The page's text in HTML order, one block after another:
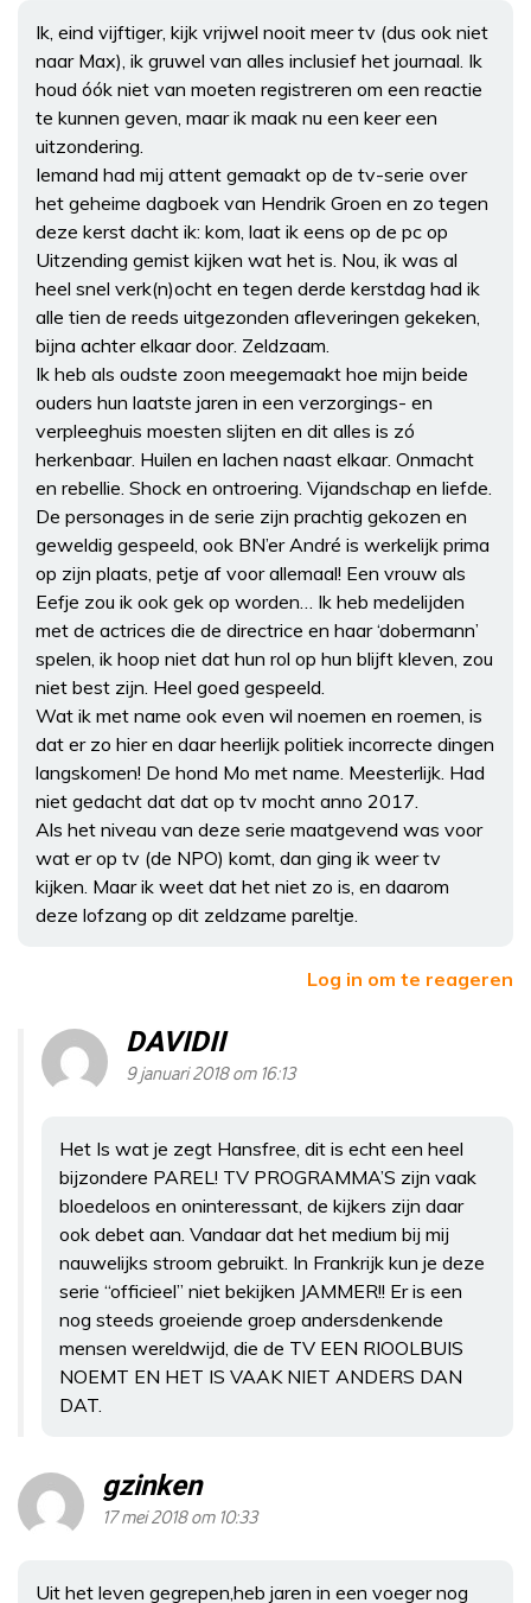
Ik, eind vijftiger, kijk vrijwel nooit meer tv (dus ook niet
naar Max), ik gruwel van alles inclusief het journaal. Ik
houd óók niet van moeten registreren om een reactie
te kunnen geven, maar ik maak nu een keer een
uitzondering.
Iemand had mij attent gemaakt op de tv-serie over
het geheime dagboek van Hendrik Groen en zo tegen
deze kerst dacht ik: kom, laat ik eens op de pc op
Uitzending gemist kijken wat het is. Nou, ik was al
heel snel verk(n)ocht en tegen derde kerstdag had ik
alle tien de reeds uitgezonden afleveringen gekeken,
bijna achter elkaar door. Zeldzaam.
Ik heb als oudste zoon meegemaakt hoe mijn beide
ouders hun laatste jaren in een verzorgings- en
verpleeghuis moesten slijten en dit alles is zó
herkenbaar. Huilen en lachen naast elkaar. Onmacht
en rebellie. Shock en ontroering. Vijandschap en liefde.
De personages in de serie zijn prachtig gekozen en
geweldig gespeeld, ook BN’er André is werkelijk prima
op zijn plaats, petje af voor allemaal! Een vrouw als
Eefje zou ik ook gek op worden… Ik heb medelijden
met de actrices die de directrice en haar ‘dobermann’
spelen, ik hoop niet dat hun rol op hun blijft kleven, zou
niet best zijn. Heel goed gespeeld.
Wat ik met name ook even wil noemen en roemen, is
dat er zo hier en daar heerlijk politiek incorrecte dingen
langskomen! De hond Mo met name. Meesterlijk. Had
niet gedacht dat dat op tv mocht anno 2017.
Als het niveau van deze serie maatgevend was voor
wat er op tv (de NPO) komt, dan ging ik weer tv
kijken. Maar ik weet dat het niet zo is, en daarom
deze lofzang op dit zeldzame pareltje.
Log in om te reageren
DAVIDII
9 januari 2018 om 16:13
Het Is wat je zegt Hansfree, dit is echt een heel
bijzondere PAREL! TV PROGRAMMA’S zijn vaak
bloedeloos en oninteressant, de kijkers zijn daar
ook debet aan. Vandaar dat het medium bij mij
nauwelijks stroom gebruikt. In Frankrijk kun je deze
serie “officieel” niet bekijken JAMMER!! Er is een
nog steeds groeiende groep andersdenkende
mensen wereldwijd, die de TV EEN RIOOLBUIS
NOEMT EN HET IS VAAK NIET ANDERS DAN
DAT.
gzinken
17 mei 2018 om 10:33
Uit het leven gegrepen,heb jaren in een voeger nog